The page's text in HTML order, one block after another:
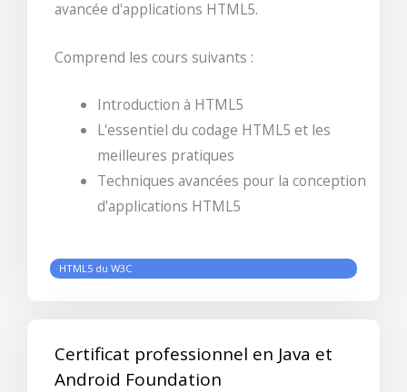
avancée d'applications HTML5.
Comprend les cours suivants :
Introduction à HTML5
L'essentiel du codage HTML5 et les
meilleures pratiques
Techniques avancées pour la conception
d'applications HTML5
HTML5 du W3C
Certificat professionnel en Java et
Android Foundation